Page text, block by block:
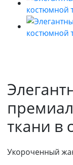
ткани в
Укороченный